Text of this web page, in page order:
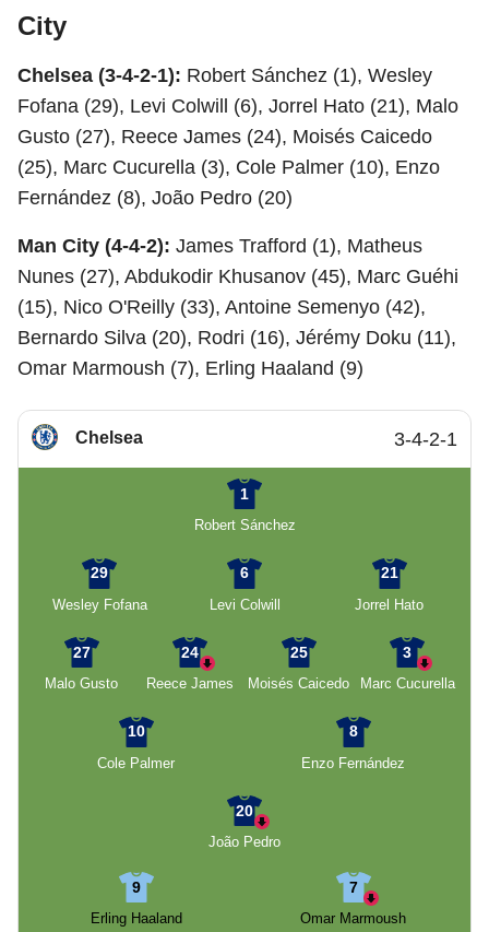
City
Chelsea (3-4-2-1): Robert Sánchez (1), Wesley
Fofana (29), Levi Colwill (6), Jorrel Hato (21), Malo
Gusto (27), Reece James (24), Moisés Caicedo
(25), Marc Cucurella (3), Cole Palmer (10), Enzo
Fernández (8), João Pedro (20)
Man City (4-4-2): James Trafford (1), Matheus
Nunes (27), Abdukodir Khusanov (45), Marc Guéhi
(15), Nico O'Reilly (33), Antoine Semenyo (42),
Bernardo Silva (20), Rodri (16), Jérémy Doku (11),
Omar Marmoush (7), Erling Haaland (9)
Chelsea 3-4-2-1
1
Robert Sánchez
29
Wesley Fofana
6
Levi Colwill
21
Jorrel Hato
27
Malo Gusto
24
Reece James
25
Moisés Caicedo
3
Marc Cucurella
10
Cole Palmer
8
Enzo Fernández
20
João Pedro
9
Erling Haaland
7
Omar Marmoush